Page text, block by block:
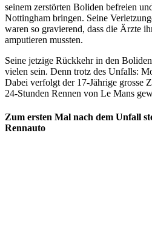
seinem zerstörten Boliden befreien
Nottingham bringen. Seine
waren so gravierend, dass die Ärzte
amputieren mussten.
Seine jetzige Rückkehr in den
vielen sein. Denn trotz des Unfalls:
Dabei verfolgt der 17-Jährige grosse
24-Stunden Rennen von Le Mans
Zum ersten Mal nach dem Unfall
Rennauto